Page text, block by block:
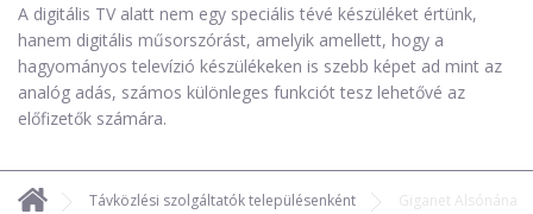
A digitális TV alatt nem egy speciális tévé készüléket értünk,
hanem digitális műsorszórást, amelyik amellett, hogy a
hagyományos televízió készülékeken is szebb képet ad mint az
analóg adás, számos különleges funkciót tesz lehetővé az
előfizetők számára.
Távközlési szolgáltatók településenként Giganet Alsónána